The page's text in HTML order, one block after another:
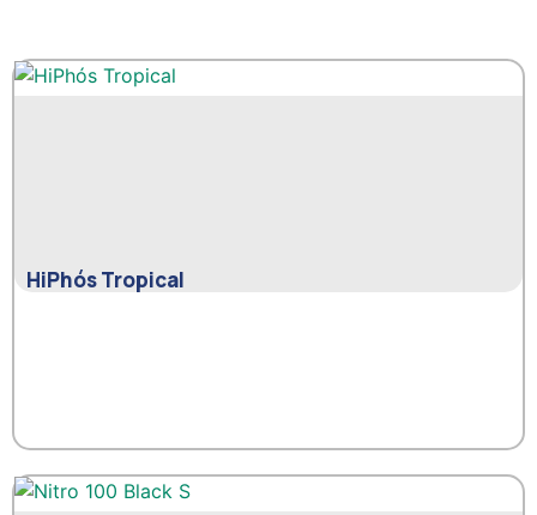
HiPhós Tropical